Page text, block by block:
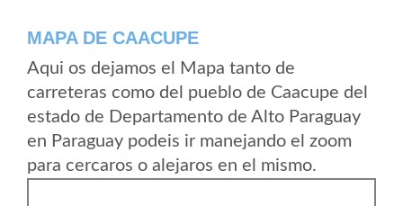
MAPA DE CAACUPE
Aqui os dejamos el Mapa tanto de
carreteras como del pueblo de Caacupe del
estado de Departamento de Alto Paraguay
en Paraguay podeis ir manejando el zoom
para cercaros o alejaros en el mismo.